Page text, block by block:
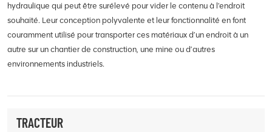
hydraulique qui peut être surélevé pour vider le contenu à l'endroit
souhaité. Leur conception polyvalente et leur fonctionnalité en font
couramment utilisé pour transporter ces matériaux d’un endroit à un
autre sur un chantier de construction, une mine ou d’autres
environnements industriels.
TRACTEUR